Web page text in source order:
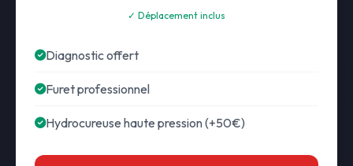
✓ Déplacement inclus
Diagnostic offert
Furet professionnel
Hydrocureuse haute pression (+50€)